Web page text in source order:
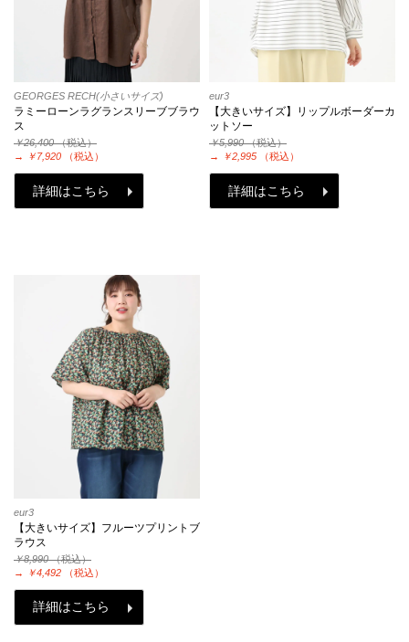
GEORGES RECH(小さいサイズ)
ラミーローンラグランスリーブブラウ
ス
￥26,400（税込）
→
￥7,920 （税込）
詳細はこちら
eur3
【大きいサイズ】リップルボーダーカ
ットソー
￥5,990（税込）
→
￥2,995 （税込）
詳細はこちら
eur3
【大きいサイズ】フルーツプリントブ
ラウス
￥8,990（税込）
→
￥4,492 （税込）
詳細はこちら